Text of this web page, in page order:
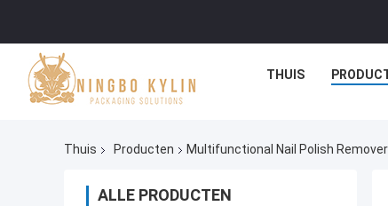
THUIS
Thuis Producten Multifunctional Nail Polish
ALLE PRODUCTEN